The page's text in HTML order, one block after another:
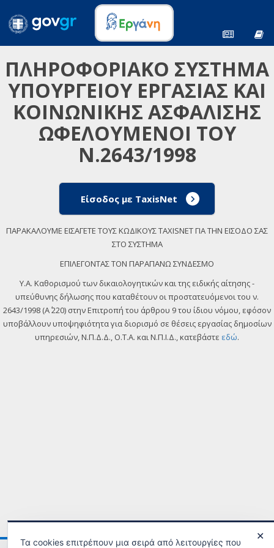
ΠΛΗΡΟΦΟΡΙΑΚΟ ΣΥΣΤΗΜΑ
ΥΠΟΥΡΓΕΙΟΥ ΕΡΓΑΣΙΑΣ ΚΑΙ
ΚΟΙΝΩΝΙΚΗΣ ΑΣΦΑΛΙΣΗΣ
ΩΦΕΛΟΥΜΕΝΟΙ ΤΟΥ
Ν.2643/1998
Είσοδος με TaxisNet
ΠΑΡΑΚΑΛΟΥΜΕ ΕΙΣΑΓΕΤΕ ΤΟΥΣ ΚΩΔΙΚΟΥΣ TAXISNET ΓΙΑ ΤΗΝ ΕΙΣΟΔΟ ΣΑΣ
ΣΤΟ ΣΥΣΤΗΜΑ
ΕΠΙΛΕΓΟΝΤΑΣ ΤΟΝ ΠΑΡΑΠΑΝΩ ΣΥΝΔΕΣΜΟ
Y.A. Καθορισμού των δικαιολογητικών και της ειδικής αίτησης -
υπεύθυνης δήλωσης που καταθέτουν οι προστατευόμενοι του ν.
2643/1998 (Α΄ 220) στην Επιτροπή του άρθρου 9 του ίδιου νόμου, εφόσον
υποβάλλουν υποψηφιότητα για διορισμό σε θέσεις εργασίας δημοσίων
υπηρεσιών, Ν.Π.Δ.Δ., Ο.Τ.Α. και Ν.Π.Ι.Δ., κατεβάστε εδώ.
✕
Τα cookies επιτρέπουν μια σειρά από λειτουργίες που